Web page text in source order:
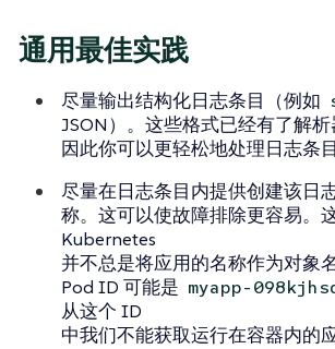
通用最佳实践
尽量输出结构化日志条目（例如
JSON）。这些格式已经有了解析
因此你可以更轻松地处理日志条目
尽量在日志条目内提供创建该日
称。这可以使故障排除更容易。
Kubernetes
并不总是将应用的名称作为对象
Pod ID 可能是 myapp-
从这个 ID
中我们不能获取运行在容器内的